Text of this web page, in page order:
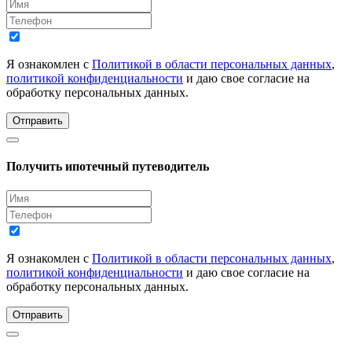
Я ознакомлен с Политикой в области персональных данных,
политикой конфиденциальности и даю свое согласие на
обработку персональных данных.
Отправить
Получить ипотечный путеводитель
Я ознакомлен с Политикой в области персональных данных,
политикой конфиденциальности и даю свое согласие на
обработку персональных данных.
Отправить